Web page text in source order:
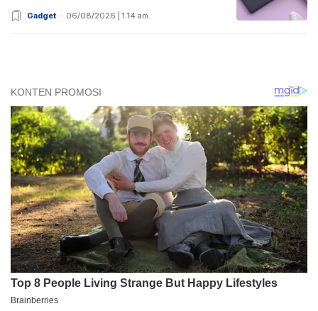
Gadget 06/08/2026 | 1:14 am